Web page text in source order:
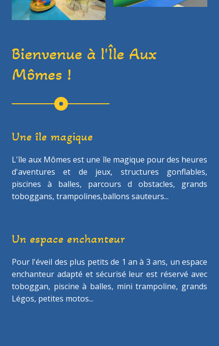
Bienvenue à l'Île Aux
Mômes !
Une île magique
L'île aux Mômes est une île magique pour des heures
d'aventures et de jeux, structures gonflables,
piscines à balles, parcours d obstacles, grands
toboggans, trampolines,ballons sauteurs...
Un espace enchanteur
Pour l'éveil des plus petits de 1 an à 3 ans, un espace
enchanteur adapté et sécurisé leur est réservé avec
toboggan, piscine à balles, mini trampoline, grands
Légos, petites motos...